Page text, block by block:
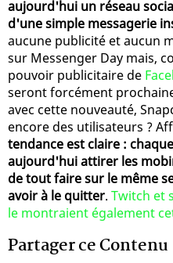
aujourd'hui un réseau
d'une simple messagerie
aucune publicité et aucun
sur Messenger Day mais,
pouvoir publicitaire de
seront forcément
avec cette nouveauté,
encore des utilisateurs ?
tendance est claire :
aujourd'hui attirer les
de tout faire sur le même
avoir à le quitter. Twitch et
le montraient également
Partager ce Contenu